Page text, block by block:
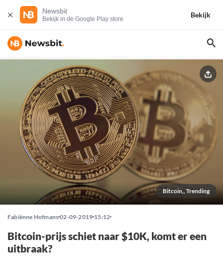
Newsbit
Bekijk in de Google Play store
Bekijk
Bitcoin,, Trending
Fabiënne Hofmans 02-09-2019 15:12
Bitcoin-prijs schiet naar $10K, komt er een
uitbraak?